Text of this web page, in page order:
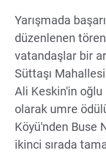
Yarışmada
düzenlenen
vatandaşlar bir
Süttaşı
Ali Keskin'in
olarak umre
Köyü'nden Buse
ikinci sırada